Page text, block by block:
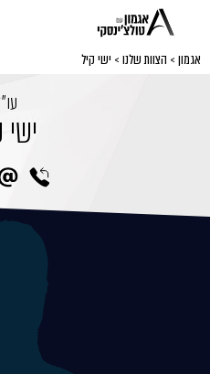
אגמון > הצוות שלנו > ישי קיל